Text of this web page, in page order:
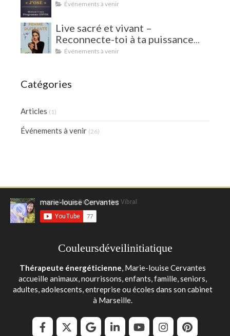
Événements à venir
Live sacré et vivant –
Reconnecte-toi à ta puissance
intérieure !
Événements à venir
Catégories
Articles (1)
Événements à venir (26)
marie-louise Cervantes
Couleursdéveilinitiatique
Thérapeute énergéticienne, Marie-louise Cervantes
accueille animaux, nourrissons, enfants, famille, seniors,
adultes, adolescents, entreprise ou écoles dans son cabinet
à Marseille.